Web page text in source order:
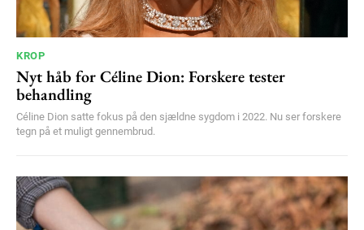
KROP
Nyt håb for Céline Dion: Forskere tester
behandling
Céline Dion satte fokus på den sjældne sygdom i 2022. Nu ser forskere
tegn på et muligt gennembrud.